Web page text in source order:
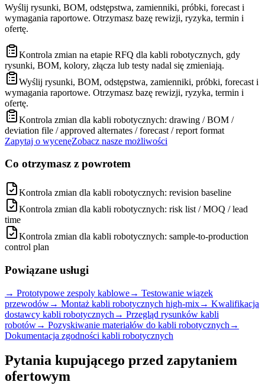
Wyślij rysunki, BOM, odstępstwa, zamienniki, próbki, forecast i
wymagania raportowe. Otrzymasz bazę rewizji, ryzyka, termin i
ofertę.
Kontrola zmian na etapie RFQ dla kabli robotycznych, gdy
rysunki, BOM, kolory, złącza lub testy nadal się zmieniają.
Wyślij rysunki, BOM, odstępstwa, zamienniki, próbki, forecast i
wymagania raportowe. Otrzymasz bazę rewizji, ryzyka, termin i
ofertę.
Kontrola zmian dla kabli robotycznych: drawing / BOM /
deviation file / approved alternates / forecast / report format
Zapytaj o wycenęZobacz nasze możliwości
Co otrzymasz z powrotem
Kontrola zmian dla kabli robotycznych: revision baseline
Kontrola zmian dla kabli robotycznych: risk list / MOQ / lead
time
Kontrola zmian dla kabli robotycznych: sample-to-production
control plan
Powiązane usługi
→ Prototypowe zespoly kablowe→ Testowanie wiązek
przewodów→ Montaż kabli robotycznych high-mix→ Kwalifikacja
dostawcy kabli robotycznych → Przegląd rysunków kabli
robotów→ Pozyskiwanie materiałów do kabli robotycznych →
Dokumentacja zgodności kabli robotycznych
Pytania kupującego przed zapytaniem
ofertowym